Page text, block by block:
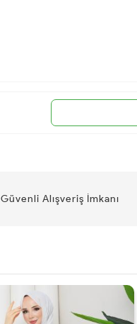
Güvenli Alışveriş İmkanı